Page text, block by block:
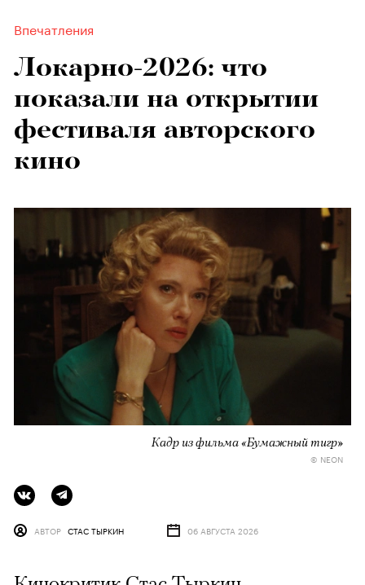
Впечатления
Локарно-2026: что
показали на открытии
фестиваля авторского
кино
Кадр из фильма «Бумажный тигр»
© NEON
АВТОР СТАС ТЫРКИН 06 АВГУСТА 2026